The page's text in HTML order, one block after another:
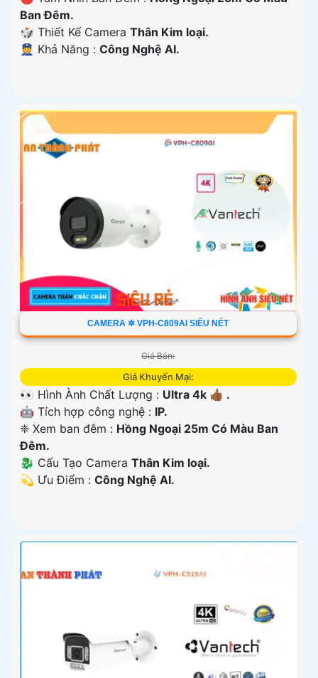
Ban Ðêm.
🎲 Thiết Kế Camera Thân Kim loại.
️👮 Khả Năng : Công Nghệ AI.
CAMERA ✲ VPH-C809AI SIÊU NÉT
Giá Bán:
Giá Khuyến Mại:
👀 Hình Ành Chất Lượng : Ultra 4k 👍🏾 .
🤖️ Tích hợp công nghệ : IP.
❈ Xem ban đêm : Hồng Ngoại 25m Có Màu Ban
Ðêm.
🐉️ Cấu Tạo Camera Thân Kim loại.
️💫 Ưu Điểm : Công Nghệ AI.